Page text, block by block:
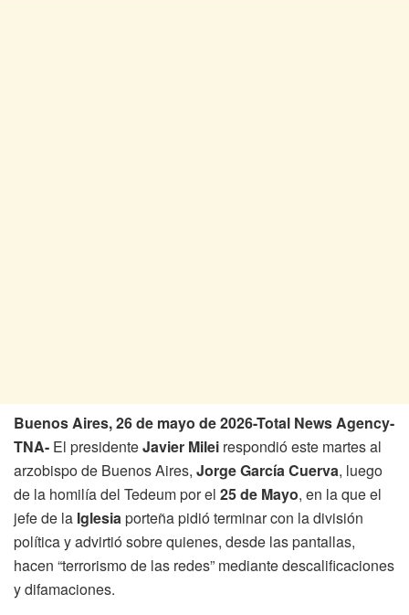
Buenos Aires, 26 de mayo de 2026-Total News Agency-
TNA- El presidenteJavier Milei respondió este martes al
arzobispo de Buenos Aires, Jorge García Cuerva, luego
de la homilía del Tedeum por el 25 de Mayo, en la que el
jefe de la Iglesiaporteña pidió terminar con la división
política y advirtió sobre quienes, desde las pantallas,
hacen “terrorismo de las redes” mediante descalificaciones
y difamaciones.